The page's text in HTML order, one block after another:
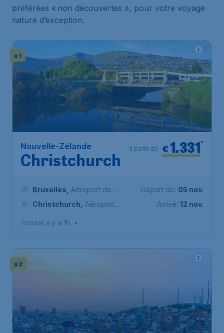
préférées « non découvertes », pour votre voyage
nature d’exception.
# 1
Nouvelle-Zélande
Christchurch
€1.331*
à partir de
Bruxelles
Aéroport de
Bruxelles-National
Christchurch
Aéroport
Départ de: 05 nov.
Arrivé: 12 nov.
Trouvé il y a 1h •
# 2